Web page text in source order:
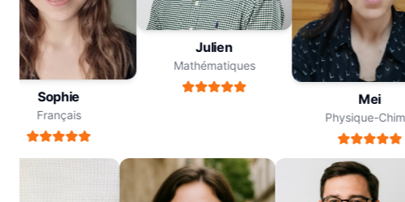
Sophie
Français
Julien
Mathématiques
Mei
Physique-Chimie